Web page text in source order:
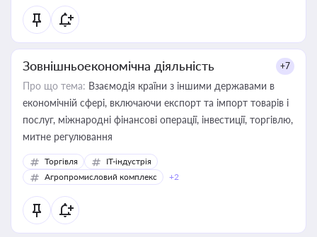
Зовнішньоекономічна діяльність +7
Про що тема: Взаємодія країни з іншими державами в
економічній сфері, включаючи експорт та імпорт товарів і
послуг, міжнародні фінансові операції, інвестиції, торгівлю,
митне регулювання
Торгівля
IT-індустрія
Агропромисловий комплекс
+2